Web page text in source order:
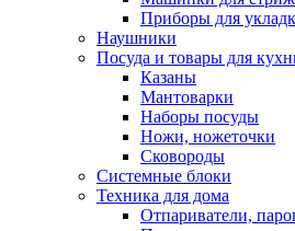
Приборы для
Наушники
Посуда и товары для
Казаны
Мантоварки
Наборы посуды
Ножи, ножеточки
Сковороды
Системные блоки
Техника для дома
Отпариватели,